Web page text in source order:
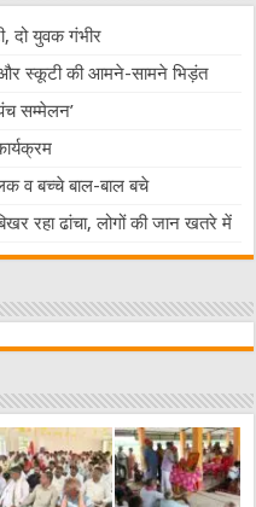
दो युवक गंभीर
और स्कूटी की आमने-सामने भिड़ंत
सम्मेलन’
व बच्चे बाल-बाल बचे
रहा ढांचा, लोगों की जान खतरे में